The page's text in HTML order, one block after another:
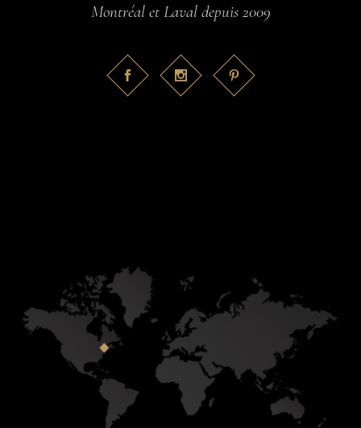
Montréal et Laval depuis 2009